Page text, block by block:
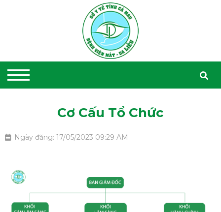
Cơ Cấu Tổ Chức
Ngày đăng: 17/05/2023 09:29 AM